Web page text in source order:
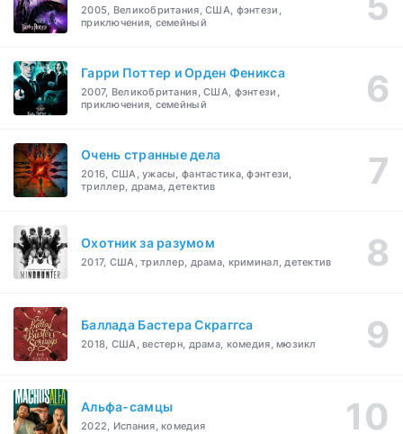
2005, Великобритания, США, фэнтези,
приключения, семейный
Гарри Поттер и Орден Феникса
2007, Великобритания, США, фэнтези,
приключения, семейный
Очень странные дела
2016, США, ужасы, фантастика, фэнтези,
триллер, драма, детектив
Охотник за разумом
2017, США, триллер, драма, криминал, детектив
Баллада Бастера Скраггса
2018, США, вестерн, драма, комедия, мюзикл
Альфа-самцы
2022, Испания, комедия